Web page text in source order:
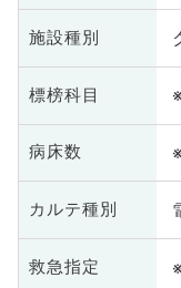
施設種別
標榜科目
病床数
カルテ種別
救急指定